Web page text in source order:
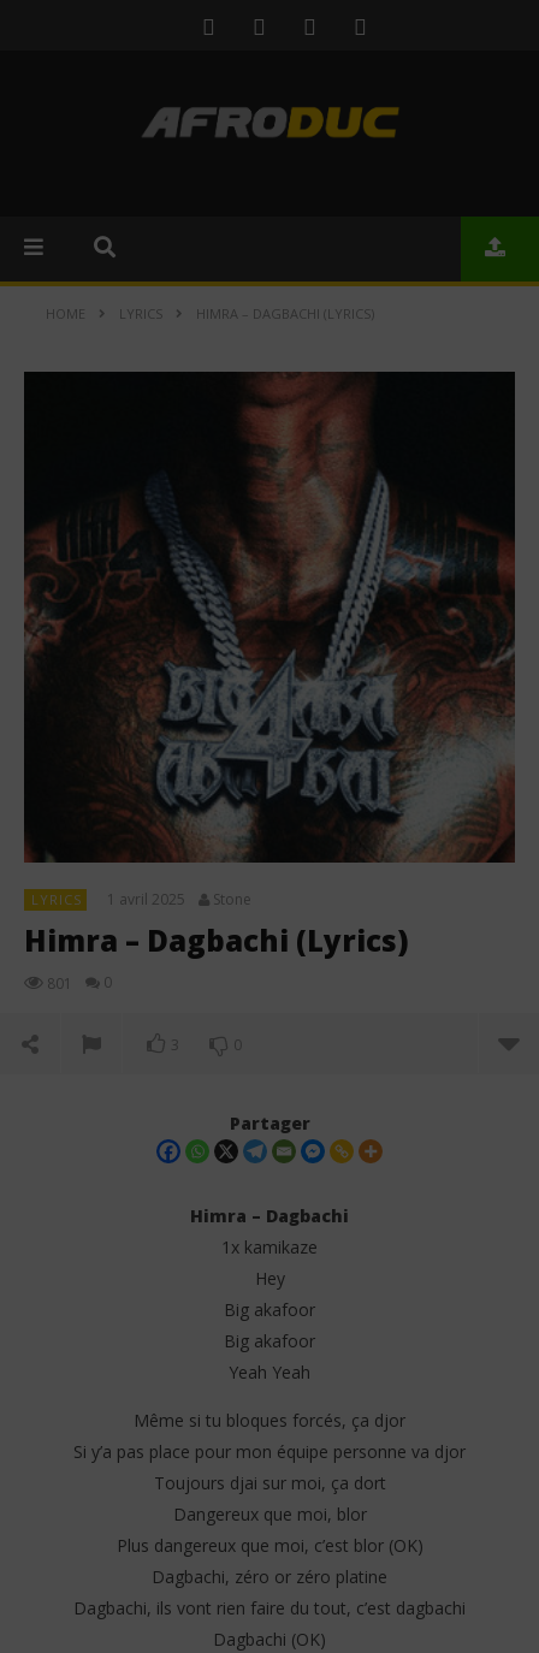
HOME LYRICS HIMRA – DAGBACHI (LYRICS)
LYRICS 1 avril 2025 Stone
Himra – Dagbachi (Lyrics)
801 0
3 0
NOW VIEWING
Himra – Dagbachi (Lyrics)
Partager
Himra – Dagbachi
1x kamikaze
Hey
Big akafoor
Big akafoor
Yeah Yeah
Même si tu bloques forcés, ça djor
Si y’a pas place pour mon équipe personne va djor
Toujours djai sur moi, ça dort
Dangereux que moi, blor
Plus dangereux que moi, c’est blor (OK)
Dagbachi, zéro or zéro platine
Dagbachi, ils vont rien faire du tout, c’est dagbachi
Dagbachi (OK)